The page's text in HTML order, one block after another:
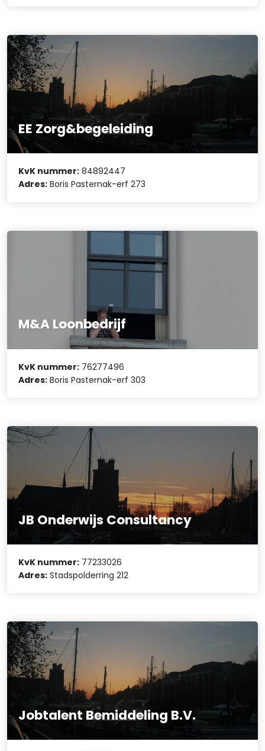
EE Zorg&begeleiding
KvK nummer: 84892447
Adres: Boris Pasternak-erf 273
M&A Loonbedrijf
KvK nummer: 76277496
Adres: Boris Pasternak-erf 303
JB Onderwijs Consultancy
KvK nummer: 77233026
Adres: Stadspolderring 212
Jobtalent Bemiddeling B.V.